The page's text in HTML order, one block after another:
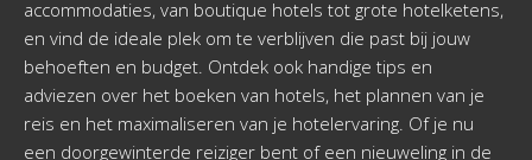
accommodaties, van boutique hotels tot grote hotelketens,
en vind de ideale plek om te verblijven die past bij jouw
behoeften en budget. Ontdek ook handige tips en
adviezen over het boeken van hotels, het plannen van je
reis en het maximaliseren van je hotelervaring. Of je nu
een doorgewinterde reiziger bent of een nieuweling in de